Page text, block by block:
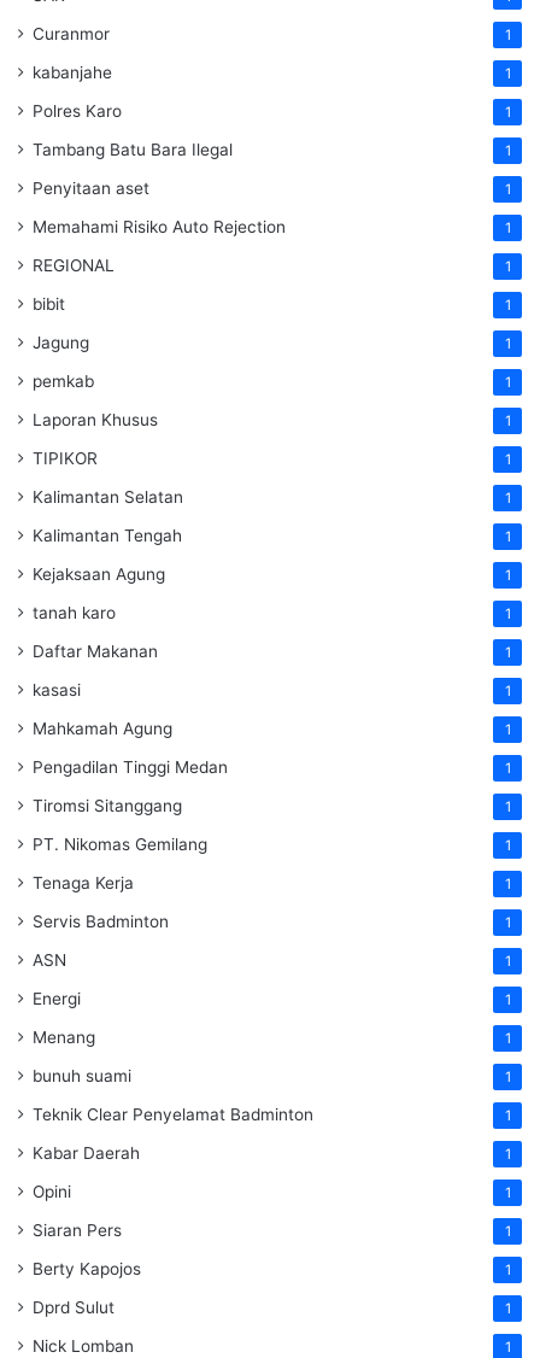
Curanmor 1
kabanjahe 1
Polres Karo 1
Tambang Batu Bara Ilegal 1
Penyitaan aset 1
Memahami Risiko Auto Rejection 1
REGIONAL 1
bibit 1
Jagung 1
pemkab 1
Laporan Khusus 1
TIPIKOR 1
Kalimantan Selatan 1
Kalimantan Tengah 1
Kejaksaan Agung 1
tanah karo 1
Daftar Makanan 1
kasasi 1
Mahkamah Agung 1
Pengadilan Tinggi Medan 1
Tiromsi Sitanggang 1
PT. Nikomas Gemilang 1
Tenaga Kerja 1
Servis Badminton 1
ASN 1
Energi 1
Menang 1
bunuh suami 1
Teknik Clear Penyelamat Badminton 1
Kabar Daerah 1
Opini 1
Siaran Pers 1
Berty Kapojos 1
Dprd Sulut 1
Nick Lomban 1